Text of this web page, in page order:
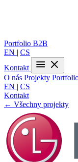
Portfolio B2B
EN | CS
Kontakt
O nás Projekty
EN | CS
Kontakt
← Všechny projekty